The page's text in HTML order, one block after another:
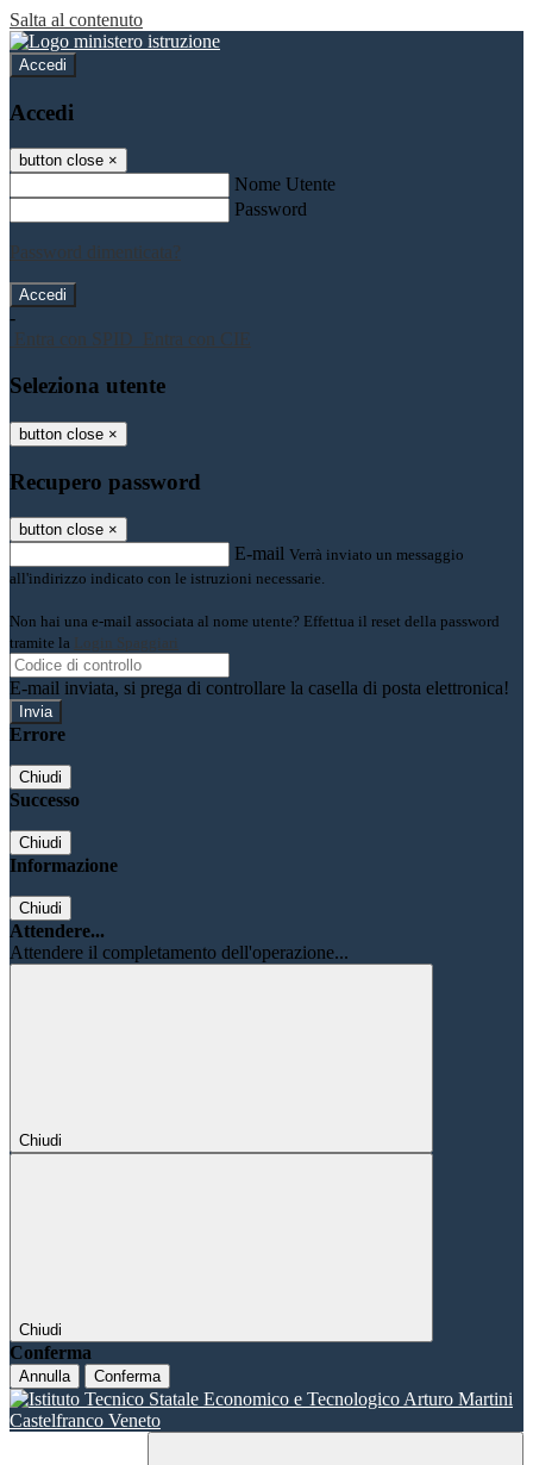
Salta al contenuto
Accedi
Accedi
button close ×
Nome Utente
Password
Password dimenticata?
-
Entra con SPID
Entra con CIE
Seleziona utente
button close ×
Recupero password
button close ×
E-mail Verrà inviato un messaggio
all'indirizzo indicato con le istruzioni necessarie.
Non hai una e-mail associata al nome utente? Effettua il reset della password
tramite la Login Spaggiari
E-mail inviata, si prega di controllare la casella di posta elettronica!
Errore
Chiudi
Successo
Chiudi
Informazione
Chiudi
Attendere...
Attendere il completamento dell'operazione...
Chiudi
Chiudi
Conferma
Annulla Conferma